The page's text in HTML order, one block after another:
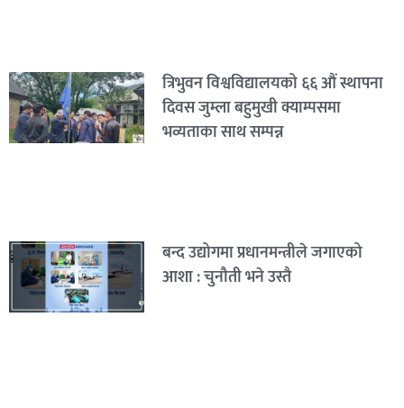
त्रिभुवन विश्वविद्यालयको ६६ औं स्थापना
दिवस जुम्ला बहुमुखी क्याम्पसमा
भव्यताका साथ सम्पन्न
बन्द उद्योगमा प्रधानमन्त्रीले जगाएको
आशा : चुनौती भने उस्तै